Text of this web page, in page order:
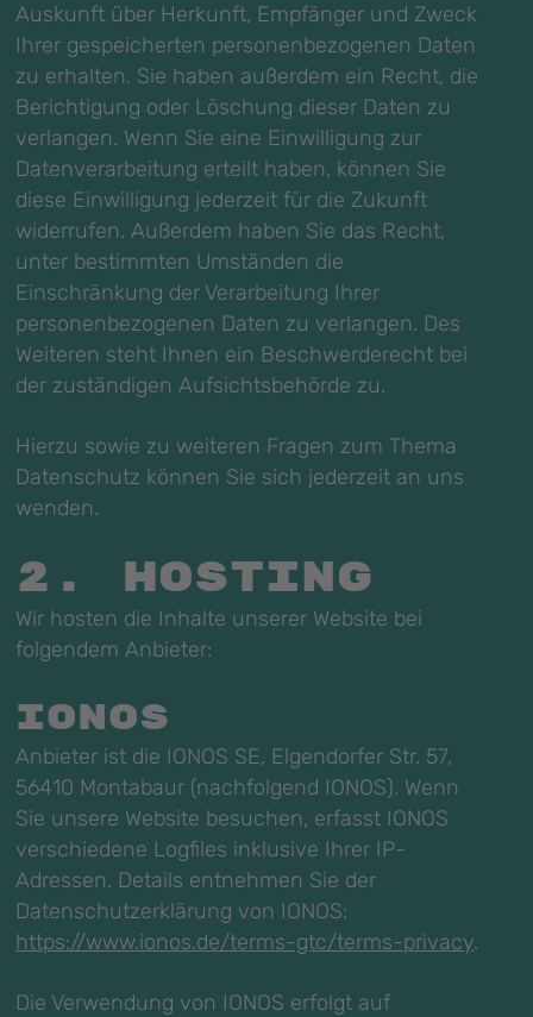
Auskunft über Herkunft, Empfänger und Zweck
Ihrer gespeicherten personenbezogenen Daten
zu erhalten. Sie haben außerdem ein Recht, die
Berichtigung oder Löschung dieser Daten zu
verlangen. Wenn Sie eine Einwilligung zur
Datenverarbeitung erteilt haben, können Sie
diese Einwilligung jederzeit für die Zukunft
widerrufen. Außerdem haben Sie das Recht,
unter bestimmten Umständen die
Einschränkung der Verarbeitung Ihrer
personenbezogenen Daten zu verlangen. Des
Weiteren steht Ihnen ein Beschwerderecht bei
der zuständigen Aufsichtsbehörde zu.
Hierzu sowie zu weiteren Fragen zum Thema
Datenschutz können Sie sich jederzeit an uns
wenden.
2. Hosting
Wir hosten die Inhalte unserer Website bei
folgendem Anbieter:
IONOS
Anbieter ist die IONOS SE, Elgendorfer Str. 57,
56410 Montabaur (nachfolgend IONOS). Wenn
Sie unsere Website besuchen, erfasst IONOS
verschiedene Logfiles inklusive Ihrer IP-
Adressen. Details entnehmen Sie der
Datenschutzerklärung von IONOS:
https://www.ionos.de/terms-gtc/terms-privacy.
Die Verwendung von IONOS erfolgt auf